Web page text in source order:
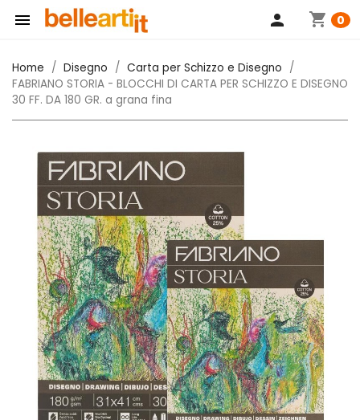
 shopping_cart 0
person
Home Disegno
Carta per Schizzo e Disegno
FABRIANO STORIA - BLOCCHI DI CARTA PER SCHIZZO E DISEGNO
30 FF. DA 180 GR. a grana fina